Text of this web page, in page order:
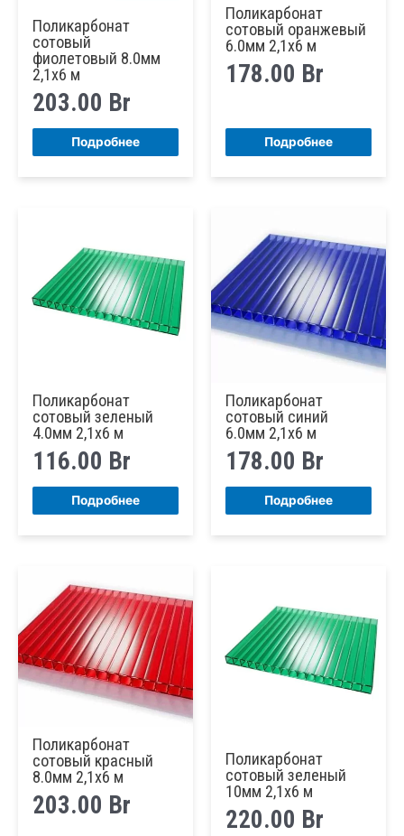
Поликарбонат
сотовый
фиолетовый 8.0мм
2,1х6 м
203.00 Br
Подробнее
Поликарбонат
сотовый оранжевый
6.0мм 2,1х6 м
178.00 Br
Подробнее
Поликарбонат
сотовый зеленый
4.0мм 2,1х6 м
116.00 Br
Подробнее
Поликарбонат
сотовый синий
6.0мм 2,1х6 м
178.00 Br
Подробнее
Поликарбонат
сотовый красный
8.0мм 2,1х6 м
203.00 Br
Поликарбонат
сотовый зеленый
10мм 2,1х6 м
220.00 Br